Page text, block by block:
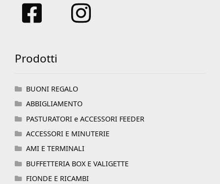
Prodotti
BUONI REGALO
ABBIGLIAMENTO
PASTURATORI e ACCESSORI FEEDER
ACCESSORI E MINUTERIE
AMI E TERMINALI
BUFFETTERIA BOX E VALIGETTE
FIONDE E RICAMBI